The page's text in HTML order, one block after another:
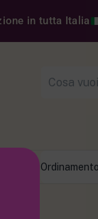
in tutta Italia